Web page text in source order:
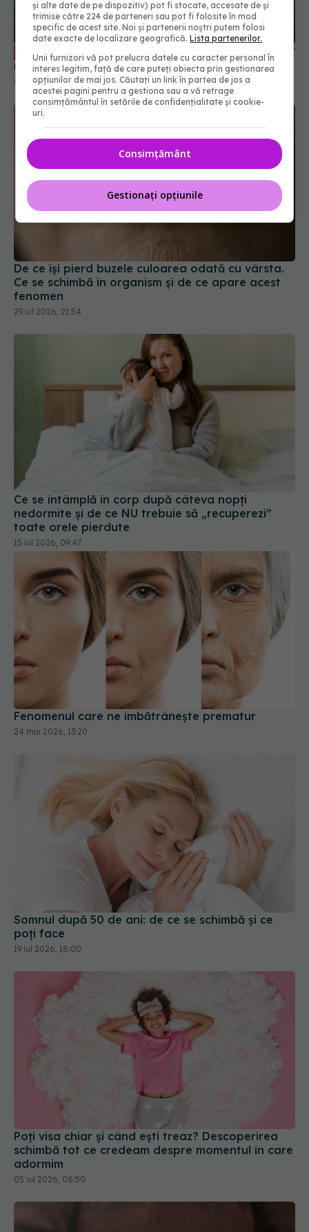
EXCLUSIV
nopți de somn corect
09 iul 2026, 23:11
De ce își pierd buzele culoarea odată cu vârsta.
Ce se schimbă în organism și de ce apare acest
fenomen
29 iul 2026, 21:54
Ce se întâmplă în corp după câteva nopți
nedormite și de ce NU trebuie să „recuperezi”
toate orele pierdute
15 iul 2026, 09:47
Fenomenul care ne îmbătrânește prematur
24 mai 2026, 13:20
Somnul după 50 de ani: de ce se schimbă și ce
poți face
19 iul 2026, 18:00
Poți visa chiar și când ești treaz? Descoperirea
schimbă tot ce credeam despre momentul în care
adormim
05 iul 2026, 08:50
și alte date de pe dispozitiv) pot fi stocate, accesate de și
trimise către 224 de parteneri sau pot fi folosite în mod
specific de acest site. Noi și partenerii noștri putem folosi
date exacte de localizare geografică.Lista partenerilor.
Unii furnizori vă pot prelucra datele cu caracter personal în
interes legitim, față de care puteți obiecta prin gestionarea
opțiunilor de mai jos. Căutați un link în partea de jos a
acestei pagini pentru a gestiona sau a vă retrage
consimțământul în setările de confidențialitate și cookie-
uri.
Consimțământ
Gestionați opțiunile